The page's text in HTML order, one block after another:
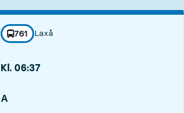
linje
761
mot
Laxå
,
Kl. 06:37
A